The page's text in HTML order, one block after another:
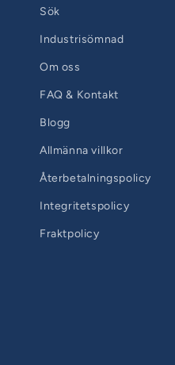
Sök
Industrisömnad
Om oss
FAQ & Kontakt
Blogg
Allmänna villkor
Återbetalningspolicy
Integritetspolicy
Fraktpolicy